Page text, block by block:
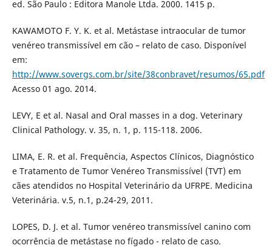
ed. São Paulo : Editora Manole Ltda. 2000. 1415 p.
KAWAMOTO F. Y. K. et al. Metástase intraocular de tumor
venéreo transmissível em cão – relato de caso. Disponível
em:
http://www.sovergs.com.br/site/38conbravet/resumos/65.pdf
Acesso 01 ago. 2014.
LEVY, E et al. Nasal and Oral masses in a dog. Veterinary
Clinical Pathology. v. 35, n. 1, p. 115-118. 2006.
LIMA, E. R. et al. Frequência, Aspectos Clínicos, Diagnóstico
e Tratamento de Tumor Venéreo Transmissível (TVT) em
cães atendidos no Hospital Veterinário da UFRPE. Medicina
Veterinária. v.5, n.1, p.24-29, 2011.
LOPES, D. J. et al. Tumor venéreo transmissível canino com
ocorrência de metástase no fígado - relato de caso.